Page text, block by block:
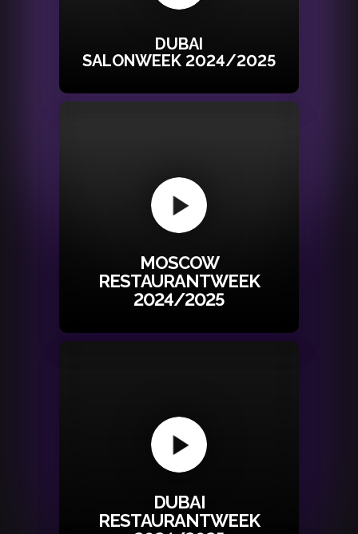
DUBAI
RESTAURANTWEEK
MOSCOW
RESTAURANTWEEK
2024/2025
DUBAI
SALONWEEK 2024/2025